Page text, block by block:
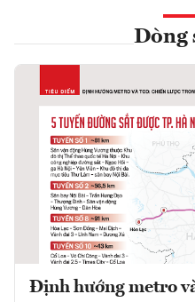
Dòng
Định hướng metro